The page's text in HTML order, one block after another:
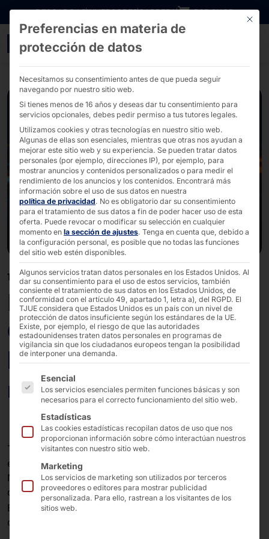
Ir directamente al contenido
DESCARGASINVERSORESCARRERA B2B SHOP
POLYTOUCH®
12/10/2022
POLYTOUCH®
OUTDOOR:
lanzamiento al
mercado de quioscos
Todo el mundo habla de soluciones de quiosco para
exteriores, ¡pero nosotros podemos ofrecerlas!
Nos complace presentar nuestro nuevo terminal
quiosco para el Extreme.
El POLYTOUCH
cualquier tiempo
Este
Preferencias en materia de
protección de datos
Necesitamos su consentimiento antes de que pueda seguir
navegando por nuestro sitio web.
Si tienes menos de 16 años y deseas dar tu consentimiento para
servicios opcionales, debes pedir permiso a tus tutores legales.
Utilizamos cookies y otras tecnologías en nuestro sitio web.
Algunas de ellas son esenciales, mientras que otras nos ayudan a
mejorar este sitio web y su experiencia. Se pueden tratar datos
personales (por ejemplo, direcciones IP), por ejemplo, para
mostrar anuncios y contenidos personalizados o para medir el
rendimiento de los anuncios y los contenidos. Encontrará más
información sobre el uso de sus datos en nuestra
política de privacidad. No es obligatorio dar su consentimiento
para el tratamiento de sus datos a fin de poder hacer uso de esta
oferta. Puede revocar o modificar su selección en cualquier
momento en la sección de ajustes. Tenga en cuenta que, debido a
la configuración personal, es posible que no todas las funciones
del sitio web estén disponibles.
Algunos servicios tratan datos personales en los Estados Unidos. Al
dar su consentimiento para el uso de estos servicios, también
consiente el tratamiento de sus datos en los Estados Unidos, de
conformidad con el artículo 49, apartado 1, letra a), del RGPD. El
TJUE considera que Estados Unidos es un país con un nivel de
protección de datos insuficiente según los estándares de la UE.
Existe, por ejemplo, el riesgo de que las autoridades
estadounidenses traten datos personales en programas de
vigilancia sin que los ciudadanos europeos tengan la posibilidad
de interponer una demanda.
A continuación se enumeran los grupos de servicios
Esencial
Los servicios esenciales permiten funciones básicas y son
necesarios para el correcto funcionamiento del sitio web.
Estadísticas
Las cookies estadísticas recopilan datos de uso que nos
proporcionan información sobre cómo interactúan nuestros
visitantes con nuestro sitio web.
Marketing
Los servicios de marketing son utilizados por terceros
proveedores o editores para mostrar publicidad
personalizada. Para ello, rastrean a los visitantes de los
sitios web.